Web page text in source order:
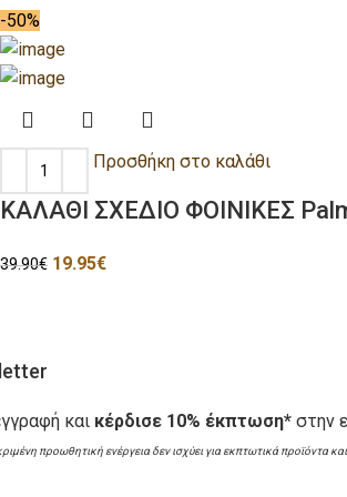
-50%
Προσθήκη στο καλάθι
ΚΑΛΑΘΙ ΣΧΕΔΙΟ ΦΟΙΝΙΚΕΣ
39.90€ 19.95€
και κέρδισε 10% έκπτωση* στην
προωθητική ενέργεια δεν ισχύει για εκπτωτικά προϊόντα